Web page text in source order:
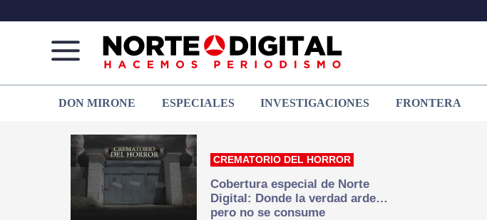
de
Juárez
que
hacemos periodismo
DON MIRONE ESPECIALES INVESTIGACIONES FRONTERA
CREMATORIO DEL HORROR
Cobertura especial de Norte
Digital: Donde la verdad arde…
pero no se consume